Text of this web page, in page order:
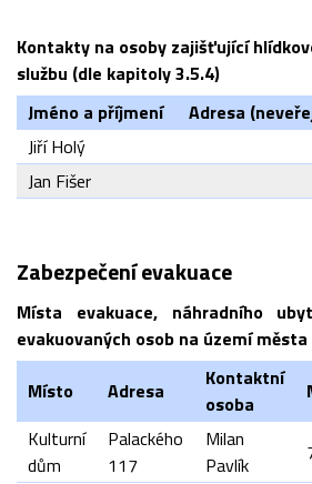
Kontakty na osoby zajišťující
službu (dle kapitoly 3.5.4)
Jméno a příjmení
Adresa
Jiří Holý
Jan Fišer
Zabezpečení evakuace
Místa evakuace, náhradního
evakuovaných osob na území
Místo
Adresa
Kontaktní
osoba
Kulturní
dům
Palackého
117
Milan
Pavlík